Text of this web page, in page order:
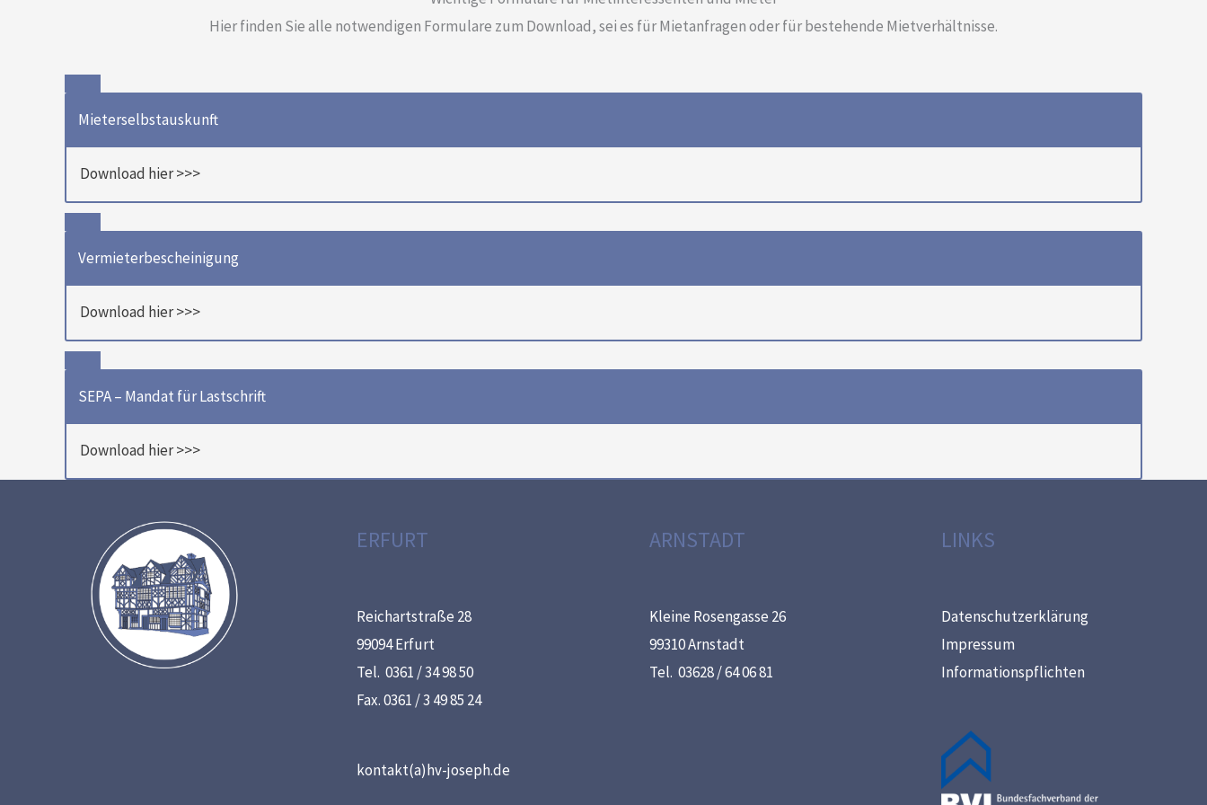
Hier finden Sie alle notwendigen Formulare zum Download, sei es für Mietanfragen oder für bestehende Mietverhältnisse.
Mieterselbstauskunft
Download hier >>>
Vermieterbescheinigung
Download hier >>>
SEPA – Mandat für Lastschrift
Download hier >>>
ERFURT
Reichartstraße 28
99094 Erfurt
Tel. 0361 / 34 98 50
Fax. 0361 / 3 49 85 24
kontakt(a)hv-joseph.de
ARNSTADT
Kleine Rosengasse 26
99310 Arnstadt
Tel. 03628 / 64 06 81
LINKS
Datenschutzerklärung
Impressum
Informationspflichten